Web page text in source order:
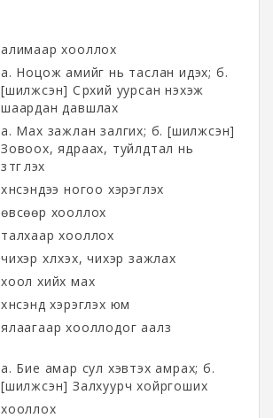
алимаар хооллох
а. Ноцож амийг нь таслан идэх; б.
[шилжсэн] Сүрхий уурсан нэхэж
шаардан давшлах
а. Мах зажлан залгих; б. [шилжсэн]
Зовоох, ядраах, туйлдтал нь
зүтгүүлэх
хүнсэндээ ногоо хэрэглэх
өвсөөр хооллох
талхаар хооллох
чихэр хүлхэх, чихэр зажлах
хоол хийх мах
хүнсэнд хэрэглэх юм
ялаагаар хооллодог аалз
а. Бие амар сул хэвтэх амрах; б.
[шилжсэн] Залхуурч хойргоших
хооллох